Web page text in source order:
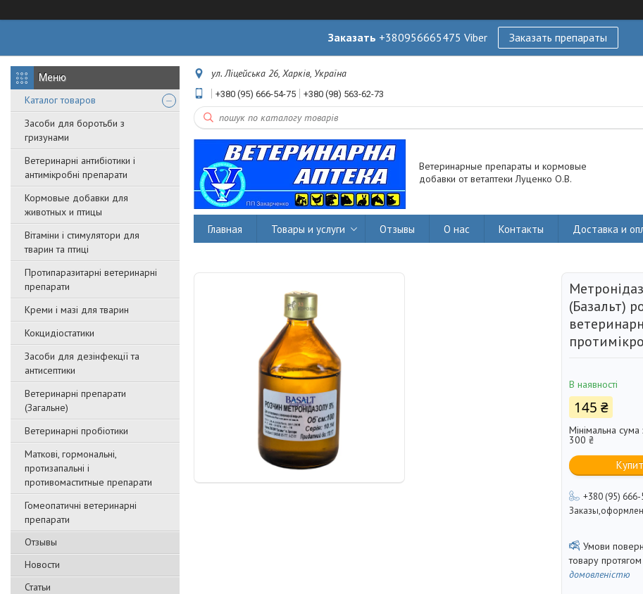
Заказать +380956665475 Viber Заказать препараты
Каталог товаров
Засоби для боротьби з
гризунами
Ветеринарні антибіотики і
антимікробні препарати
Кормовые добавки для
животных и птицы
Вітаміни і стимулятори для
тварин та птиці
Протипаразитарні ветеринарні
препарати
Креми і мазі для тварин
Кокцидіостатики
Засоби для дезінфекції та
антисептики
Ветеринарні препарати
(Загальне)
Ветеринарні пробіотики
Маткові, гормональні,
протизапальні і
противомаститные препарати
Гомеопатичні ветеринарні
препарати
Отзывы
Новости
Статьи
ул. Ліцейська 26, Харків, Україна
+380 (95) 666-54-75 +380 (98) 563-62-73
Ветеринарные препараты и кормовые
добавки от ветаптеки Луценко О.В.
Главная Товары и услуги Отзывы О нас Контакты Доставка и
(Базальт)
В наявності
145 ₴
Мінімальна
300 ₴
+380 (95)
товару
домовленістю